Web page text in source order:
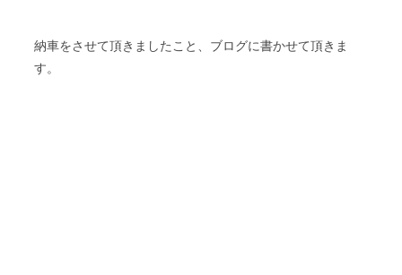
納車をさせて頂きましたこと、ブログに書かせて頂きま
す。